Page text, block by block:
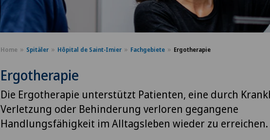
Home Spitäler Hôpital de Saint-Imier Fachgebiete Ergotherapie
Ergotherapie
Die Ergotherapie unterstützt Patienten, eine durch
Verletzung oder Behinderung verloren gegangene
Handlungsfähigkeit im Alltagsleben wieder zu erreichen.